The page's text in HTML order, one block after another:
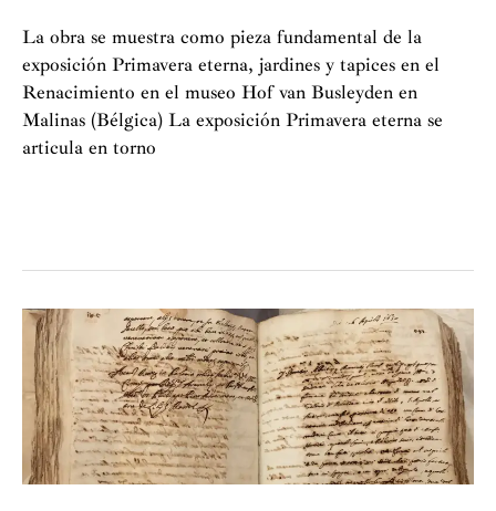
La obra se muestra como pieza fundamental de la
exposición Primavera eterna, jardines y tapices en el
Renacimiento en el museo Hof van Busleyden en
Malinas (Bélgica) La exposición Primavera eterna se
articula en torno
Martín
de
Vos
viaja
Bélgica
tras
ser